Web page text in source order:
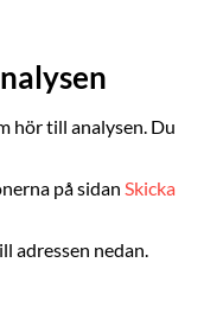
hör till analysen. Du
på sidan Skicka
adressen nedan.